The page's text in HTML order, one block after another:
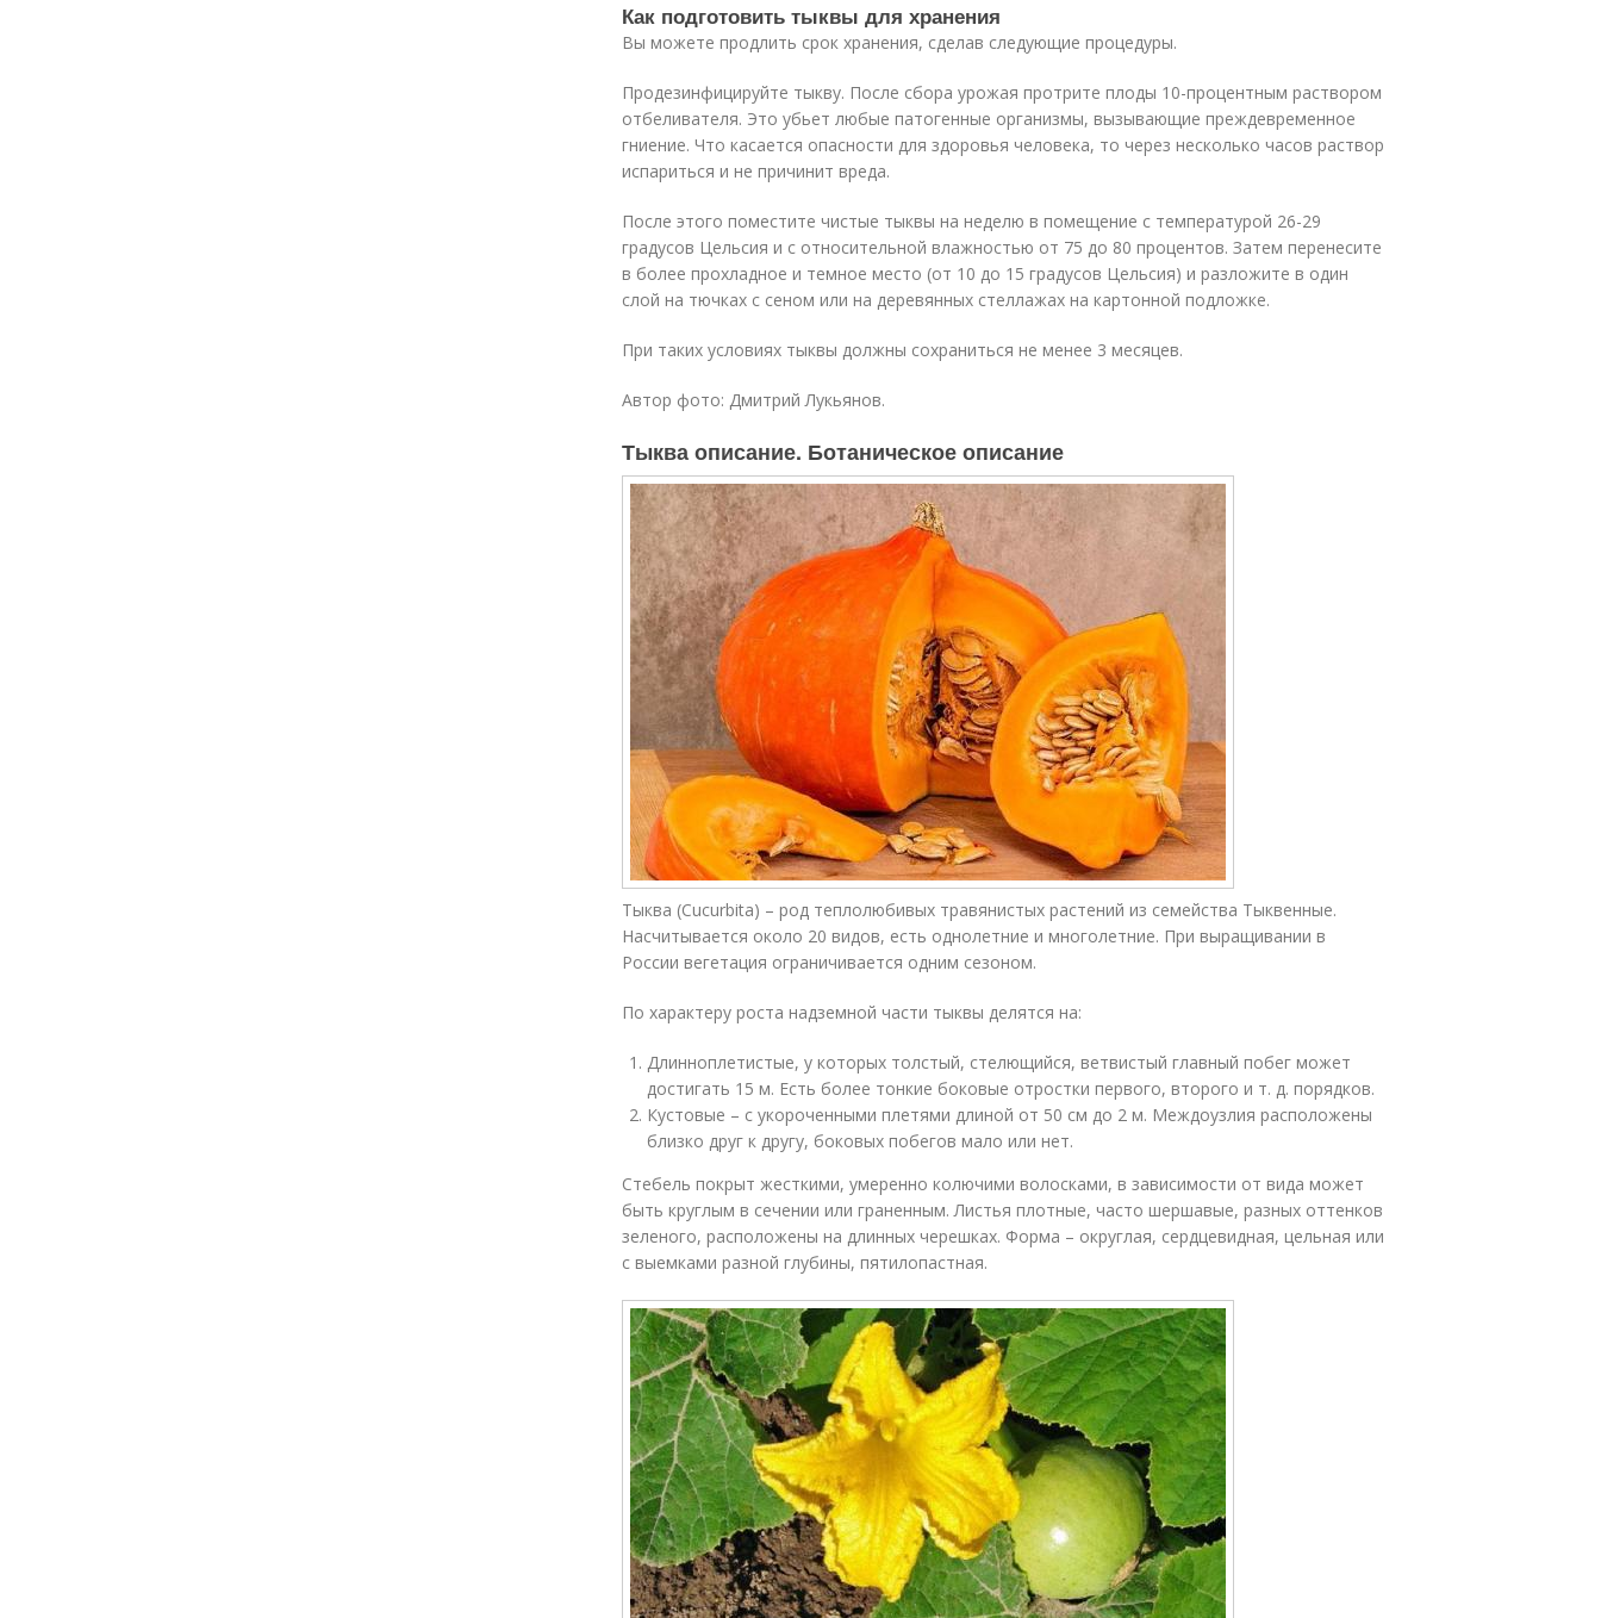
Как подготовить тыквы для хранения
Вы можете продлить срок хранения, сделав следующие процедуры.
Продезинфицируйте тыкву. После сбора урожая протрите плоды 10-процентным раствором
отбеливателя. Это убьет любые патогенные организмы, вызывающие преждевременное
гниение. Что касается опасности для здоровья человека, то через несколько часов раствор
испариться и не причинит вреда.
После этого поместите чистые тыквы на неделю в помещение с температурой 26-29
градусов Цельсия и с относительной влажностью от 75 до 80 процентов. Затем перенесите
в более прохладное и темное место (от 10 до 15 градусов Цельсия) и разложите в один
слой на тючках с сеном или на деревянных стеллажах на картонной подложке.
При таких условиях тыквы должны сохраниться не менее 3 месяцев.
Автор фото: Дмитрий Лукьянов.
Тыква описание. Ботаническое описание
Тыква (Cucurbita) – род теплолюбивых травянистых растений из семейства Тыквенные.
Насчитывается около 20 видов, есть однолетние и многолетние. При выращивании в
России вегетация ограничивается одним сезоном.
По характеру роста надземной части тыквы делятся на:
Длинноплетистые, у которых толстый, стелющийся, ветвистый главный побег может
достигать 15 м. Есть более тонкие боковые отростки первого, второго и т. д. порядков.
Кустовые – с укороченными плетями длиной от 50 см до 2 м. Междоузлия расположены
близко друг к другу, боковых побегов мало или нет.
Стебель покрыт жесткими, умеренно колючими волосками, в зависимости от вида может
быть круглым в сечении или граненным. Листья плотные, часто шершавые, разных оттенков
зеленого, расположены на длинных черешках. Форма – округлая, сердцевидная, цельная или
с выемками разной глубины, пятилопастная.